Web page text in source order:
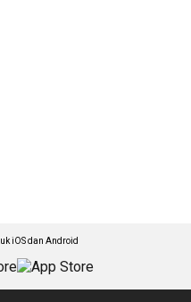
iOS dan Android